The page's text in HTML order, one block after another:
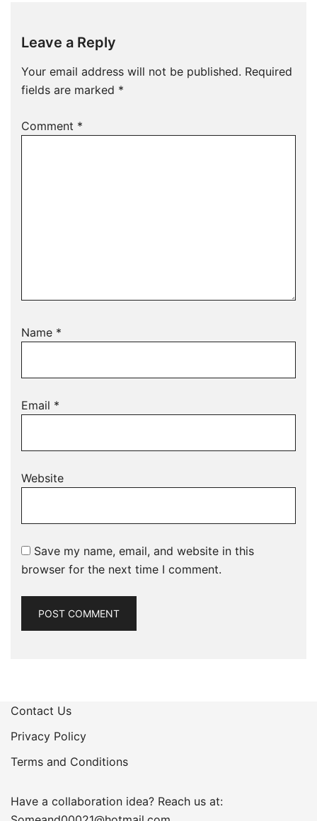
Leave a Reply
Your email address will not be published. Required
fields are marked *
Comment *
Name *
Email *
Website
Save my name, email, and website in this
browser for the next time I comment.
Contact Us
Privacy Policy
Terms and Conditions
Have a collaboration idea? Reach us at: